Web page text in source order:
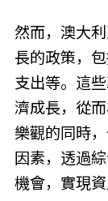
然而，澳大
長的政策，
支出等。這
濟成長，從
樂觀的同時
因素，透過
機會，實現資